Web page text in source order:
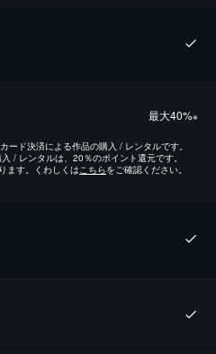
最⼤40%※
ド決済による作品の購入 / レンタルです。
/ レンタルは、20％のポイント還元です。
ます。くわしくはこちらをご確認ください。